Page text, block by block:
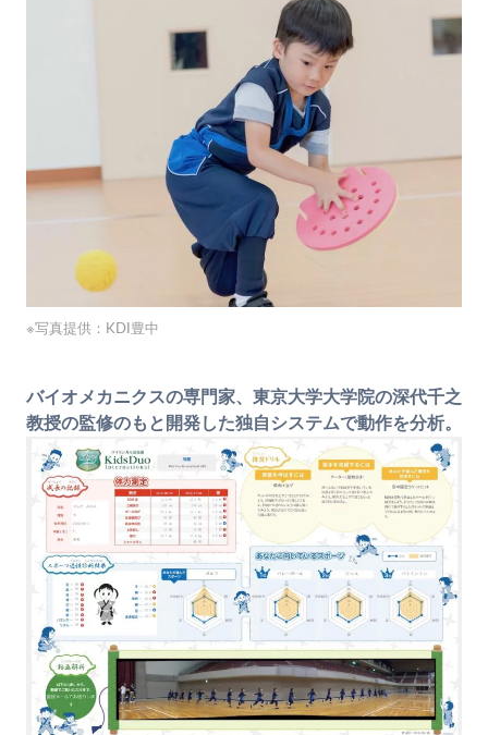
※写真提供：KDI豊中
バイオメカニクスの専門家、東京大学大学院の深代千之
教授の監修のもと開発した独自システムで動作を分析。